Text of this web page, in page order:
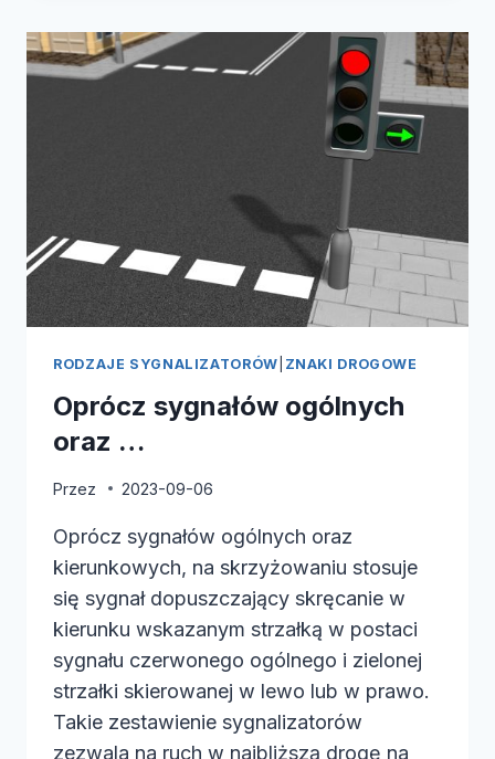
RODZAJE SYGNALIZATORÓW ZNAKI DROGOWE
Oprócz sygnałów ogólnych
oraz …
Przez 2023-09-06
Oprócz sygnałów ogólnych oraz
kierunkowych, na skrzyżowaniu stosuje
się sygnał dopuszczający skręcanie w
kierunku wskazanym strzałką w postaci
sygnału czerwonego ogólnego i zielonej
strzałki skierowanej w lewo lub w prawo.
Takie zestawienie sygnalizatorów
zezwala na ruch w najbliższą drogę na